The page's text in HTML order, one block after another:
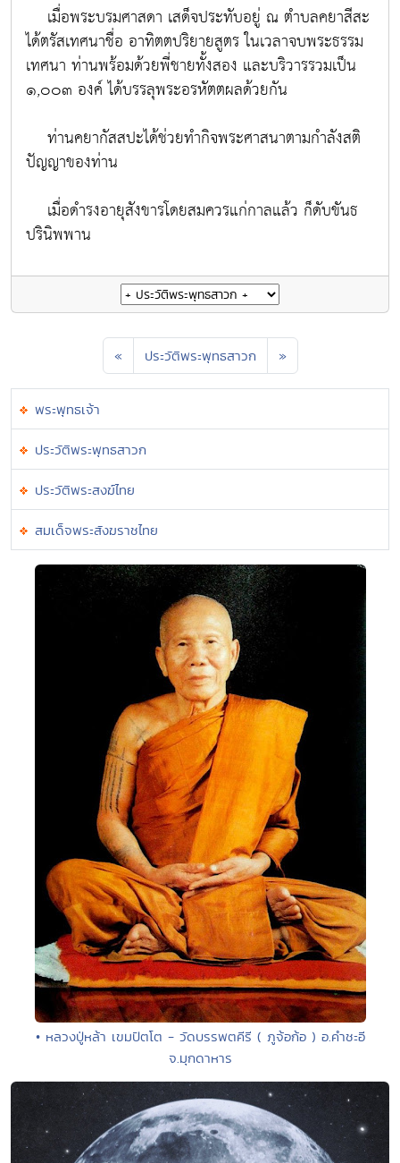
เมื่อพระบรมศาสดา เสด็จประทับอยู่ ณ ตำบลคยาสีสะ
ได้ตรัสเทศนาชื่อ อาทิตตปริยายสูตร ในเวลาจบพระธรรม
เทศนา ท่านพร้อมด้วยพี่ชายทั้งสอง และบริวารรวมเป็น
๑,๐๐๓ องค์ ได้บรรลุพระอรหัตตผลด้วยกัน
ท่านคยากัสสปะได้ช่วยทำกิจพระศาสนาตามกำลังสติ
ปัญญาของท่าน
เมื่อดำรงอายุสังขารโดยสมควรแก่กาลแล้ว ก็ดับขันธ
ปรินิพพาน
« ประวัติพระพุทธสาวก »
พระพุทธเจ้า
ประวัติพระพุทธสาวก
ประวัติพระสงฆ์ไทย
สมเด็จพระสังฆราชไทย
• หลวงปู่หล้า เขมปัตโต - วัดบรรพตคีรี ( ภูจ้อก้อ ) อ.คำชะอี
จ.มุกดาหาร